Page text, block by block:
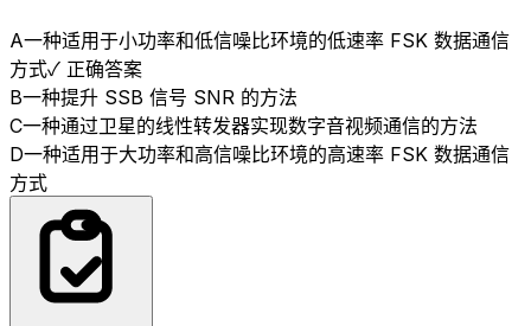
A一种适用于小功率和低信噪比环境的低速率 FSK 数据通信
方式✓ 正确答案
B一种提升 SSB 信号 SNR 的方法
C一种通过卫星的线性转发器实现数字音视频通信的方法
D一种适用于大功率和高信噪比环境的高速率 FSK 数据通信
方式